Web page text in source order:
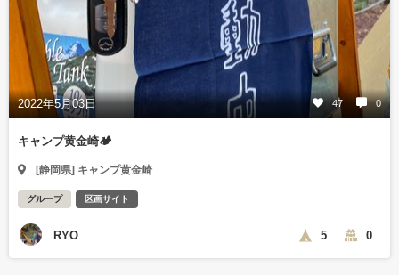
2022年5月03日 47 0
キャンプ黄金崎🏕
[静岡県] キャンプ黄金崎
グループ 区画サイト
RYO 5 0